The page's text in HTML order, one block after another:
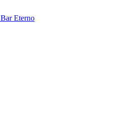
Bar Eterno